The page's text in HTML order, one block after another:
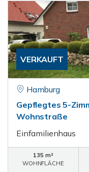
VERKAUFT
Hamburg
Gepflegtes 5-
Wohnstraße
Einfamilienhaus
135 m²
WOHNFLÄCHE